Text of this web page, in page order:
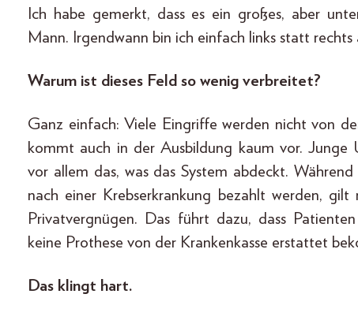
Ich habe gemerkt, dass es ein großes, aber
Mann. Irgendwann bin ich einfach links statt rechts
Warum ist dieses Feld so wenig verbreitet?
Ganz einfach: Viele Eingriffe werden nicht von
kommt auch in der Ausbildung kaum vor. Junge
vor allem das, was das System abdeckt.
nach einer Krebserkrankung bezahlt werden,
Privatvergnügen. Das führt dazu, dass
keine Prothese von der Krankenkasse erstattet
Das klingt hart.